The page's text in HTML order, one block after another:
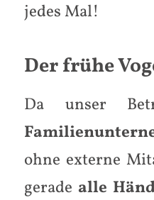
jedes Mal!
Der frühe
Da unser
ohne externe
gerade alle